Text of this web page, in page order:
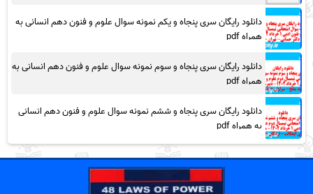
دانلود رایگان سری پنجاه و یکم نمونه سوال علوم و فنون دهم انسانی به
همراه pdf
دانلود رایگان سری پنجاه و سوم نمونه سوال علوم و فنون دهم انسانی به
همراه pdf
دانلود رایگان سری پنجاه و ششم نمونه سوال علوم و فنون دهم انسانی
به همراه pdf